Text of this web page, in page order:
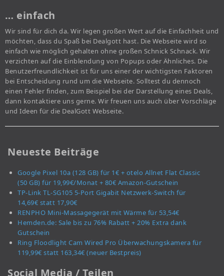
… einfach
Wir sind für dich da. Wir legen großen Wert auf die Einfachheit und
möchten, dass du Spaß bei Dealgott hast. Die Webseite wird so
einfach wie möglich gehalten ohne großen Schnick Schnack. Wir
verzichten auf die Einblendung von Popups oder Ähnliches. Die
Benutzerfreundlichkeit ist für uns einer der wichtigsten Faktoren
bei Entscheidung rund um die Webseite. Solltest du dennoch
einen Fehler finden, zum Beispiel bei der Darstellung eines Deals,
dann kontaktiere uns gerne. Wir freuen uns auch über Vorschläge
und Ideen für die DealGott Webseite.
Neueste Beiträge
Google Pixel 10a (128 GB) für 1€ + otelo Allnet Flat Classic
(50 GB) für 19,99€/Monat + 80€ Amazon-Gutschein
TP-Link TL-SG105 5-Port Gigabit Netzwerk-Switch für
14,69€ statt 17,90€
RENPHO Mini-Massagegerät mit Wärme für 53,54€
Hemden.de: Sale bis zu 76% Rabatt + 20% Extra dank
Gutschein
Ring Floodlight Cam Wired Pro Überwachungskamera für
119,99€ statt 163,34€ (neuer Bestpreis)
Social Media / Teilen